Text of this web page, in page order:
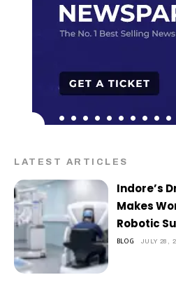
LATEST ARTICLES
Indore’s
Makes
Robotic
BLOG JULY 28,